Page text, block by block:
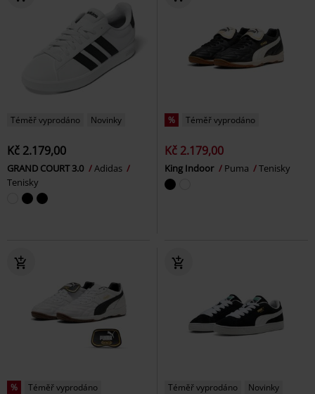
Téměř vyprodáno Novinky
Kč 2.179,00
GRAND COURT 3.0
Adidas
Tenisky
% Téměř vyprodáno
Kč 2.179,00
King Indoor Puma Tenisky
% Téměř vyprodáno Téměř vyprodáno Novinky